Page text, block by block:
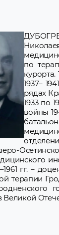
по
1937–
рядах
1933 по
войны
гг. –
терапии